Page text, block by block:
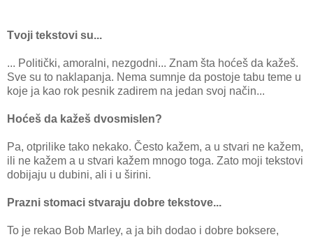
Tvoji tekstovi su...
... Politički, amoralni, nezgodni... Znam šta hoćeš da kažeš.
Sve su to naklapanja. Nema sumnje da postoje tabu teme u
koje ja kao rok pesnik zadirem na jedan svoj način...
Hoćeš da kažeš dvosmislen?
Pa, otprilike tako nekako. Često kažem, a u stvari ne kažem,
ili ne kažem a u stvari kažem mnogo toga. Zato moji tekstovi
dobijaju u dubini, ali i u širini.
Prazni stomaci stvaraju dobre tekstove...
To je rekao Bob Marley, a ja bih dodao i dobre boksere,